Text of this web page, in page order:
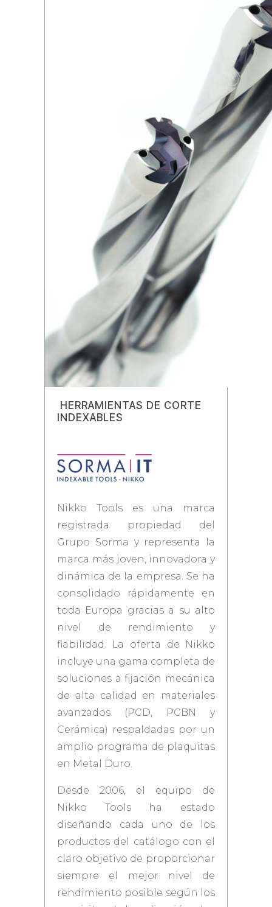
HERRAMIENTAS DE CORTE
INDEXABLES
Nikko Tools es una marca
registrada propiedad del
Grupo Sorma y representa la
marca más joven, innovadora y
dinámica de la empresa. Se ha
consolidado rápidamente en
toda Europa gracias a su alto
nivel de rendimiento y
fiabilidad. La oferta de Nikko
incluye una gama completa de
soluciones a fijación mecánica
de alta calidad en materiales
avanzados (PCD, PCBN y
Cerámica) respaldadas por un
amplio programa de plaquitas
en Metal Duro.
Desde 2006, el equipo de
Nikko Tools ha estado
diseñando cada uno de los
productos del catálogo con el
claro objetivo de proporcionar
siempre el mejor nivel de
rendimiento posible según los